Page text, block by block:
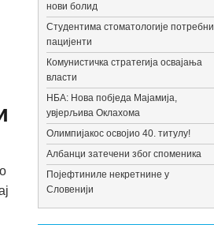
нови болид
Студентима стоматологије потребни
пацијенти
Комунистичка стратегија освајања
власти
НБА: Нова побједа Мајамија,
увјерљива Оклахома
Олимпијакос освојио 40. титулу!
Албанци затечени због споменика
Појефтиниле некретнине у
Словенији